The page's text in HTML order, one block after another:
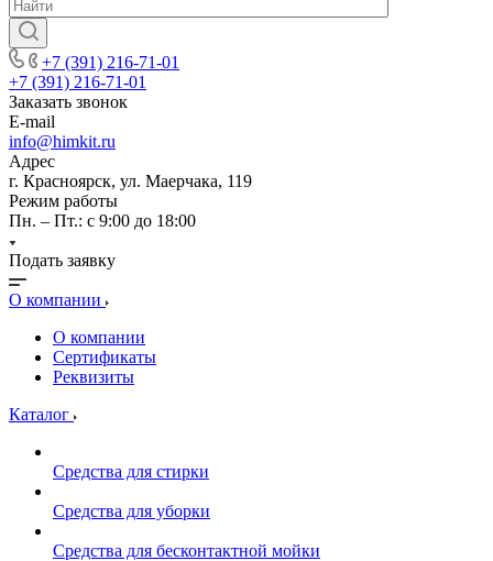
+7 (391) 216-71-01
+7 (391) 216-71-01
Заказать звонок
E-mail
info@himkit.ru
Адрес
г. Красноярск, ул. Маерчака, 119
Режим работы
Пн. – Пт.: с 9:00 до 18:00
Подать заявку
О компании
О компании
Сертификаты
Реквизиты
Каталог
Средства для стирки
Средства для уборки
Средства для бесконтактной мойки